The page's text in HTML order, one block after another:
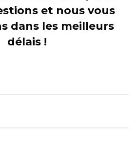
et nous vous
dans les meilleurs
délais !